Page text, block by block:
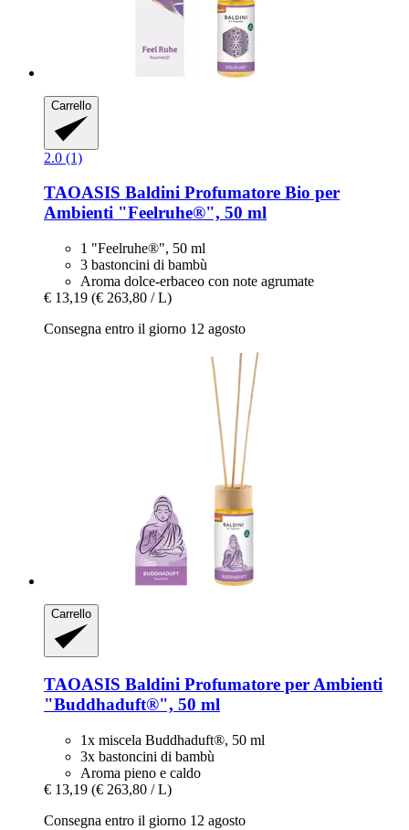
Carrello
2.0 (1)
TAOASIS Baldini Profumatore Bio per
Ambienti "Feelruhe®", 50 ml
1 "Feelruhe®", 50 ml
3 bastoncini di bambù
Aroma dolce-erbaceo con note agrumate
€ 13,19 (€ 263,80 / L)
Consegna entro il giorno 12 agosto
Carrello
TAOASIS Baldini Profumatore per Ambienti
"Buddhaduft®", 50 ml
1x miscela Buddhaduft®, 50 ml
3x bastoncini di bambù
Aroma pieno e caldo
€ 13,19 (€ 263,80 / L)
Consegna entro il giorno 12 agosto